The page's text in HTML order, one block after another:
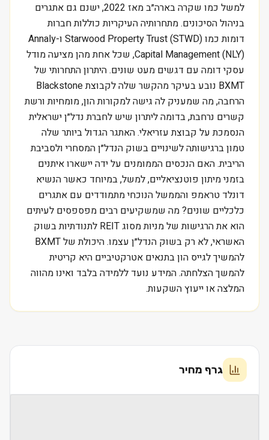
למשל כמו שקרה בארה״ב מאז 2022, ישנם גם אתגרים
בניהול הסיכונים. מתחרותיה העיקריות כוללות חברות
דומות כמו Starwood Property Trust (STWD) ו-Annaly
Capital Management (NLY), שכל אחת מהן מציעה מודל
עסקי דומה עם דגשים מעט שונים. היתרון התחרותי של
BXMT נובע בעיקר מהקשר שלה לקבוצת Blackstone
הרחבה, מה שמעניק לה גישה למקורות הון, מומחיות ורשת
קשרים נרחבת, בדומה ליתרון שיש לחברת נדל״ן ישראלית
הנסמכת על קבוצת עזריאלי. האתגר הגדול ביותר שלה
טמון ברגישותה לשינויים בשוק הנדל״ן המסחרי ולסביבת
הריבית. האם הנכסים הממומנים על ידה יישארו איתנים
בזמני מיתון פוטנציאליים, למשל, במיוחד כאשר הנשיא
דונלד טראמפ והממשל הנוכחי מתמודדים עם אתגרים
כלכליים שונים? מה שמשקיעים רבים מפספסים לעיתים
הוא את הרגישות של מניות מסוג REIT לתנודתיות בשוק
האשראי, לא רק בשוק הנדל״ן עצמו. היכולת של BXMT
להמשיך לגייס הון בתנאים אטרקטיביים היא קריטית
להמשך הצלחתה. המידע נועד ללמידה בלבד ואינו מהווה
המלצה או ייעוץ השקעות.
גרף מחיר